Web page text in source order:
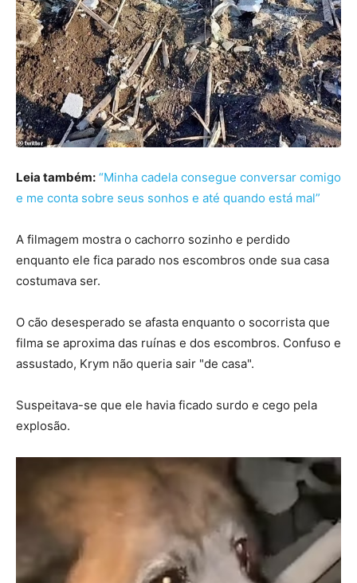
Leia também: “Minha cadela consegue conversar comigo
e me conta sobre seus sonhos e até quando está mal”
A filmagem mostra o cachorro sozinho e perdido
enquanto ele fica parado nos escombros onde sua casa
costumava ser.
O cão desesperado se afasta enquanto o socorrista que
filma se aproxima das ruínas e dos escombros. Confuso e
assustado, Krym não queria sair "de casa".
Suspeitava-se que ele havia ficado surdo e cego pela
explosão.